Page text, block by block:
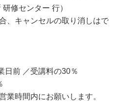
修センター 行）
、キャンセルの取り消しはで
日前 ／受講料の30％
業時間内にお願いします。